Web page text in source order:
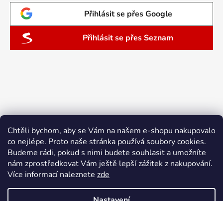
Chtěli bychom, aby se Vám na našem e-shopu nakupovalo
co nejlépe. Proto naše stránka používá soubory cookies.
Budeme rádi, pokud s nimi budete souhlasit a umožníte
nám zprostředkovat Vám ještě lepší zážitek z nakupování.
Více informací naleznete zde
Přihlásit se přes Google
Přihlásit se přes Seznam